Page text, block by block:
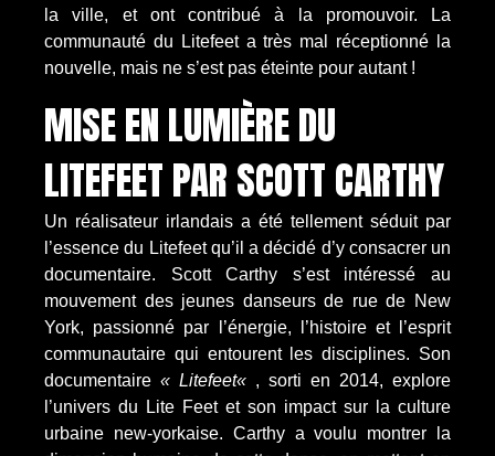
la ville, et ont contribué à la promouvoir. La
communauté du Litefeet a très mal réceptionné la
nouvelle, mais ne s’est pas éteinte pour autant !
MISE EN LUMIÈRE DU
LITEFEET PAR SCOTT CARTHY
Un réalisateur irlandais a été tellement séduit par
l’essence du Litefeet qu’il a décidé d’y consacrer un
documentaire. Scott Carthy s’est intéressé au
mouvement des jeunes danseurs de rue de New
York, passionné par l’énergie, l’histoire et l’esprit
communautaire qui entourent les disciplines. Son
documentaire « Litefeet« , sorti en 2014, explore
l’univers du Lite Feet et son impact sur la culture
urbaine new-yorkaise. Carthy a voulu montrer la